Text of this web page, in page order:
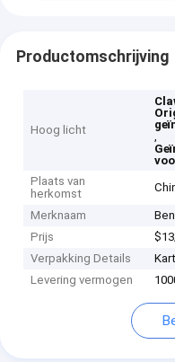
Productomschrijving
Hoog licht
,
Plaats van
herkomst
Merknaam
Prijs
Verpakking Details
Levering vermogen